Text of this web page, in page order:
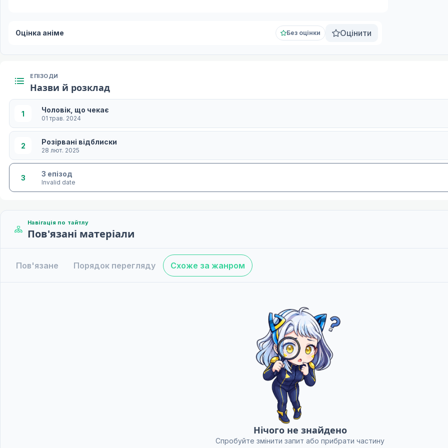
Оцінка аніме Без оцінки Оцінити
ЕПІЗОДИ
Назви й розклад
1 Чоловік, що чекає
01 трав. 2024
2 Розірвані відблиски
28 лют. 2025
3 3 епізод
Invalid date
Навігація по тайтлу
Пов'язані матеріали
Пов'язане Порядок перегляду Схоже за жанром
Нічого не знайдено
Спробуйте змінити запит або прибрати частину